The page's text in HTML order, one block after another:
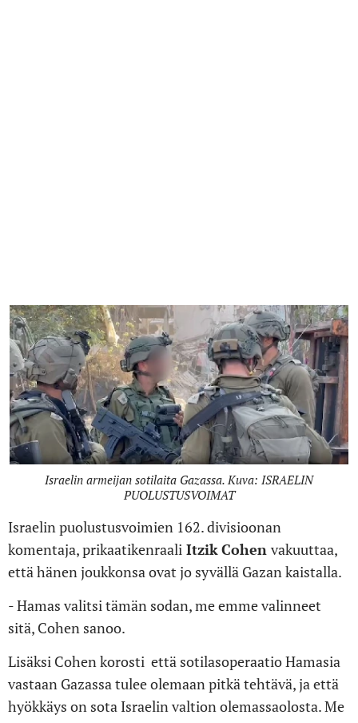
Israelin armeijan sotilaita Gazassa. Kuva: ISRAELIN
PUOLUSTUSVOIMAT
Israelin puolustusvoimien 162. divisioonan
komentaja, prikaatikenraali Itzik Cohen vakuuttaa,
että hänen joukkonsa ovat jo syvällä Gazan kaistalla.
- Hamas valitsi tämän sodan, me emme valinneet
sitä, Cohen sanoo.
Lisäksi Cohen korosti että sotilasoperaatio Hamasia
vastaan Gazassa tulee olemaan pitkä tehtävä, ja että
hyökkäys on sota Israelin valtion olemassaolosta. Me